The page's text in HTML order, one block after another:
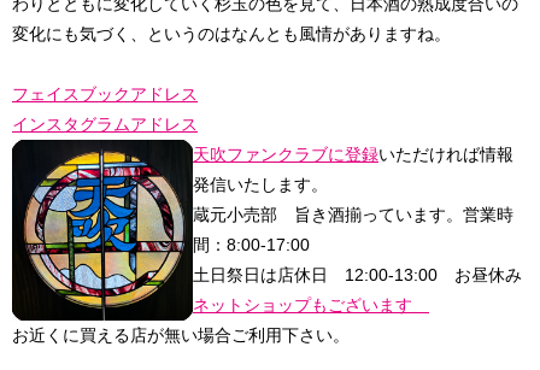
わりとともに変化していく杉玉の色を見て、日本酒の熟成度合いの
変化にも気づく、というのはなんとも風情がありますね。
フェイスブックアドレス
インスタグラムアドレス
天吹ファンクラブに登録いただければ情報
発信いたします。
蔵元小売部 旨き酒揃っています。営業時
間：8:00-17:00
土日祭日は店休日 12:00-13:00 お昼休み
ネットショップもございます
お近くに買える店が無い場合ご利用下さい。